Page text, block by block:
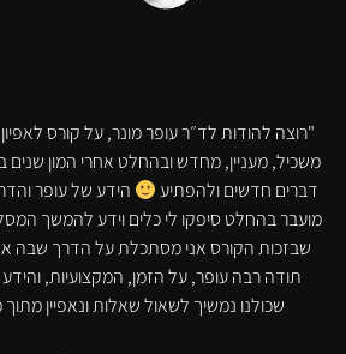
"רוצה להודות לד״ר עופר מונר, על קורס
משכיל, מעניין, מחדש ובהחלט אחרי המון
דברים חדשים ולהפתיע
הידע של עופר
מועבר בהחלט סיפקו לי כלים וידע להמשך
שבזכות הקורס אני מסתכלת על הדרך שבה
תודה רבה עופר, על הזמן, המקצועיות,
שכולנו נמשיך לשאול שאלות ונאפיין